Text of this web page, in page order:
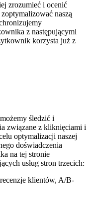
zrozumieć i ocenić
naszą
z następującymi
korzysta już z
śledzić i
związane z kliknięciami i
optymalizacji naszej
doświadczenia
na tej stronie
usług stron trzecich:
klientów, A/B-